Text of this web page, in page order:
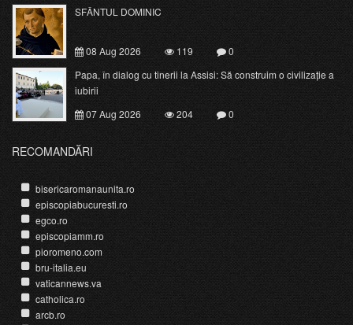
SFÂNTUL DOMINIC
08 Aug 2026 119
0
Papa, în dialog cu tinerii la Assisi: Să construim o civilizație a
iubirii
07 Aug 2026
204 0
RECOMANDĂRI
bisericaromanaunita.ro
episcopiabucuresti.ro
egco.ro
episcopiamm.ro
pioromeno.com
bru-italia.eu
vaticannews.va
catholica.ro
arcb.ro